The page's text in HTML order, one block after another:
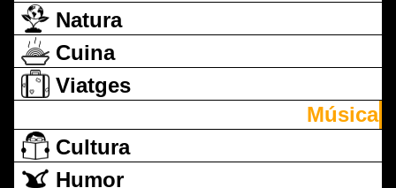
Natura
Cuina
Viatges
Música
Cultura
Humor